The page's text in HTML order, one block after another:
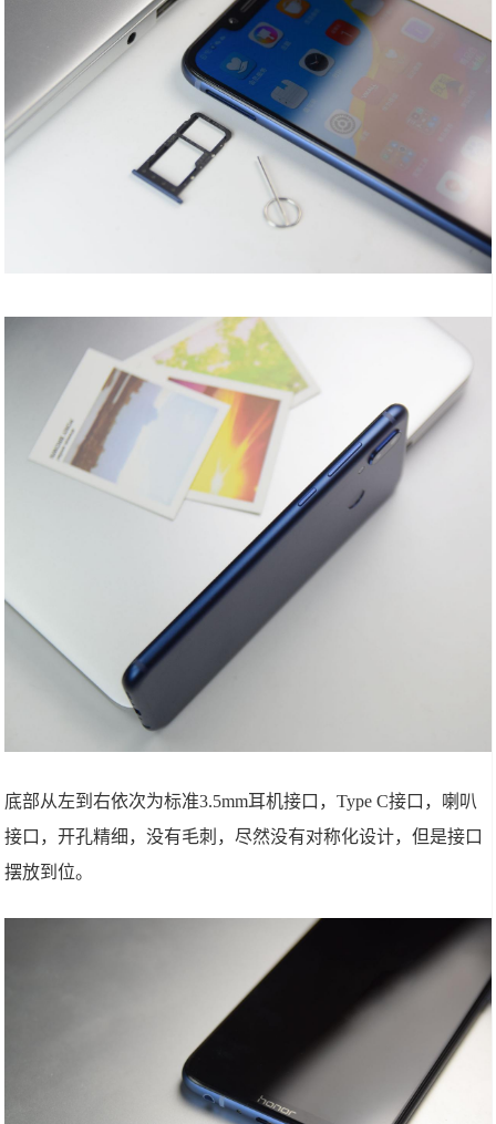
底部从左到右依次为标准3.5mm耳机接口，Type C接口，喇叭
接口，开孔精细，没有毛刺，尽然没有对称化设计，但是接口
摆放到位。